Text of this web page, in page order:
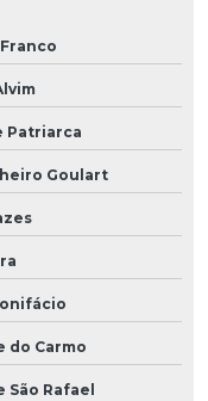
Patriarca
Goulart
do Carmo
São Rafael